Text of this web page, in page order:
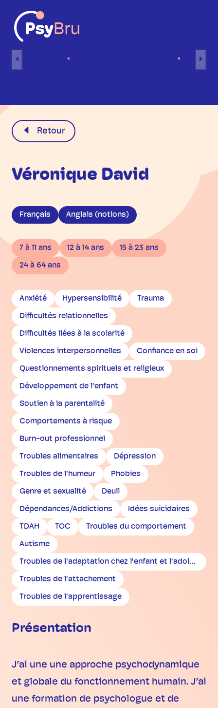
Retour
Véronique David
Français Anglais (notions)
7 à 11 ans 12 à 14 ans 15 à 23 ans
24 à 64 ans
Anxiété Hypersensibilité Trauma
Difficultés relationnelles
Difficultés liées à la scolarité
Violences interpersonnelles Confiance en soi
Questionnements spirituels et religieux
Développement de l'enfant
Soutien à la parentalité
Comportements à risque
Burn-out professionnel
Troubles alimentaires Dépression
Troubles de l'humeur Phobies
Genre et sexualité Deuil
Dépendances/Addictions Idées suicidaires
TDAH TOC Troubles du comportement
Autisme
Troubles de l'adaptation chez l'enfant et l'adolescent
Troubles de l'attachement
Troubles de l'apprentissage
Présentation
J’ai une une approche psychodynamique
et globale du fonctionnement humain. J’ai
une formation de psychologue et de